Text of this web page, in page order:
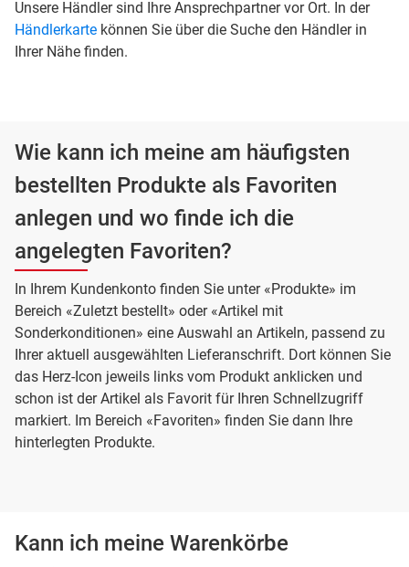
Unsere Händler sind Ihre Ansprechpartner vor Ort. In der
Händlerkarte können Sie über die Suche den Händler in
Ihrer Nähe finden.
Wie kann ich meine am häufigsten
bestellten Produkte als Favoriten
anlegen und wo finde ich die
angelegten Favoriten?
In Ihrem Kundenkonto finden Sie unter «Produkte» im
Bereich «Zuletzt bestellt» oder «Artikel mit
Sonderkonditionen» eine Auswahl an Artikeln, passend zu
Ihrer aktuell ausgewählten Lieferanschrift. Dort können Sie
das Herz-Icon jeweils links vom Produkt anklicken und
schon ist der Artikel als Favorit für Ihren Schnellzugriff
markiert. Im Bereich «Favoriten» finden Sie dann Ihre
hinterlegten Produkte.
Kann ich meine Warenkörbe